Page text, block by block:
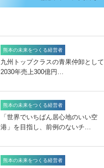
熊本の未来をつくる経営者
九州トップクラスの青果仲卸として
2030年売上300億円…
熊本の未来をつくる経営者
「世界でいちばん居心地のいい空
港」を目指し、前例のないチ…
熊本の未来をつくる経営者